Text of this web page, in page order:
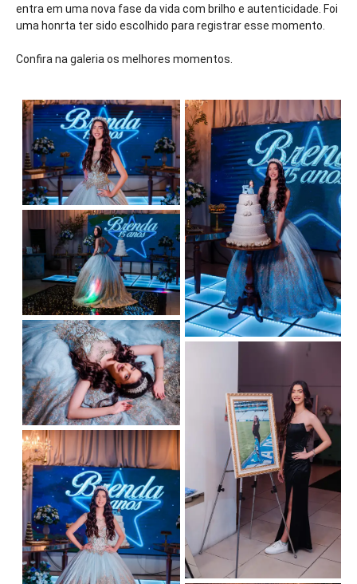
entra em uma nova fase da vida com brilho e autenticidade. Foi
uma honrta ter sido escolhido para registrar esse momento.
Confira na galeria os melhores momentos.